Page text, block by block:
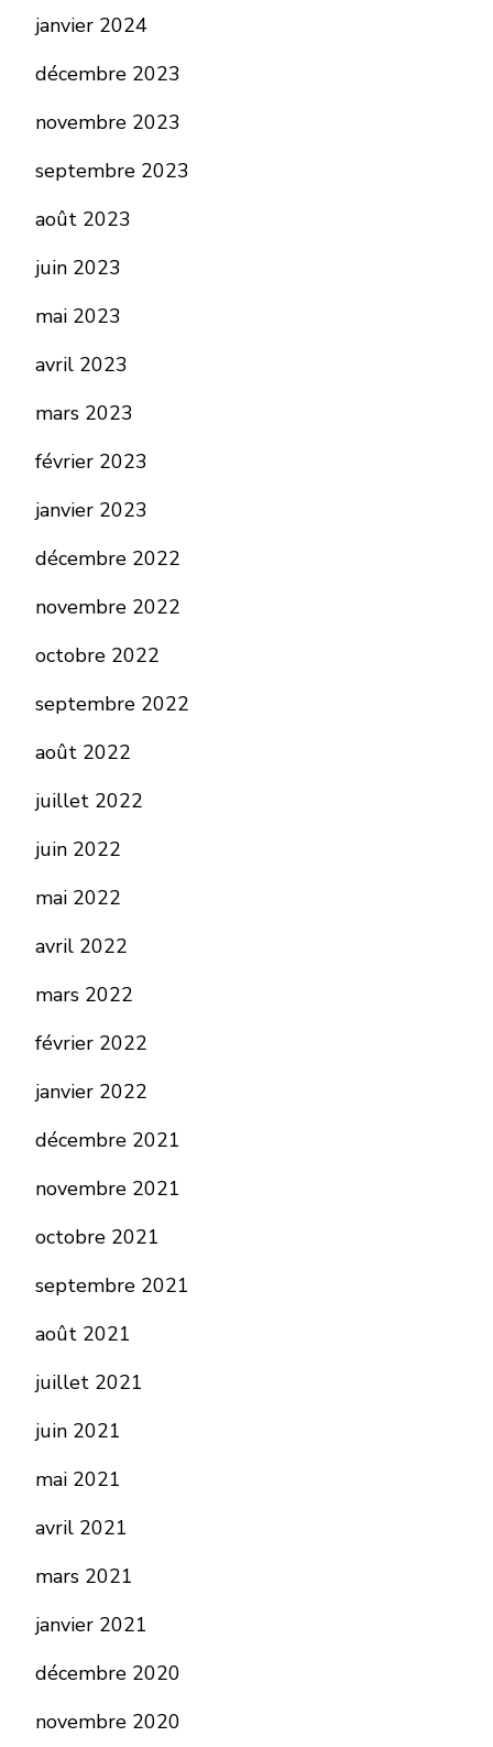
janvier 2024
décembre 2023
novembre 2023
septembre 2023
août 2023
juin 2023
mai 2023
avril 2023
mars 2023
février 2023
janvier 2023
décembre 2022
novembre 2022
octobre 2022
septembre 2022
août 2022
juillet 2022
juin 2022
mai 2022
avril 2022
mars 2022
février 2022
janvier 2022
décembre 2021
novembre 2021
octobre 2021
septembre 2021
août 2021
juillet 2021
juin 2021
mai 2021
avril 2021
mars 2021
janvier 2021
décembre 2020
novembre 2020